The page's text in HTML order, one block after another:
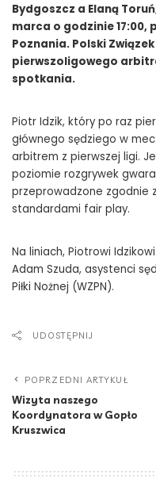
Bydgoszcz a Elaną
marca o godzinie 17:00,
Poznania. Polski Związek
pierwszoligowego
spotkania.
Piotr Idzik, który po raz
głównego sędziego w
arbitrem z pierwszej ligi.
poziomie rozgrywek
przeprowadzone zgodnie
standardami fair play.
Na liniach, Piotrowi
Adam Szuda, asystenci
Piłki Nożnej (WZPN).
UDOSTĘPNIJ
POPRZEDNI ARTYKUŁ
Wizyta naszego
Koordynatora w Gopło
Kruszwica